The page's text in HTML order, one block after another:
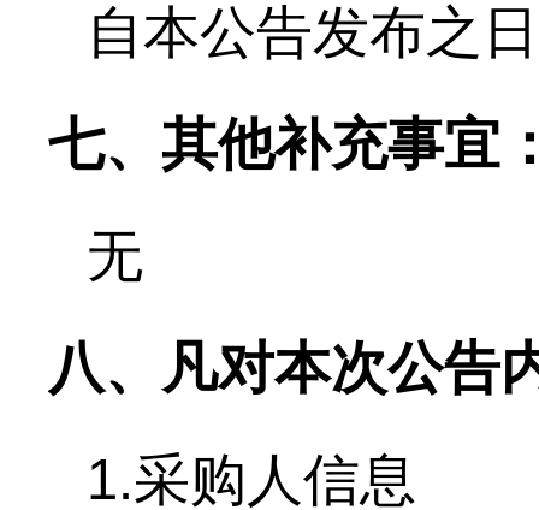
自本公告发布之
七、其他补充事宜
无
八、凡对本次公告
1.采购人信息